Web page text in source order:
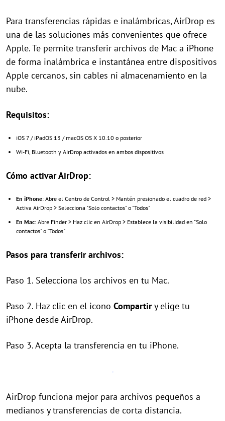
Para transferencias rápidas e inalámbricas, AirDrop es
una de las soluciones más convenientes que ofrece
Apple. Te permite transferir archivos de Mac a iPhone
de forma inalámbrica e instantánea entre dispositivos
Apple cercanos, sin cables ni almacenamiento en la
nube.
Requisitos:
iOS 7 / iPadOS 13 / macOS OS X 10.10 o posterior
Wi-Fi, Bluetooth y AirDrop activados en ambos dispositivos
Cómo activar AirDrop:
En iPhone: Abre el Centro de Control > Mantén presionado el cuadro de red >
Activa AirDrop > Selecciona "Solo contactos" o "Todos"
En Mac: Abre Finder > Haz clic en AirDrop > Establece la visibilidad en "Solo
contactos" o "Todos"
Pasos para transferir archivos:
Paso 1. Selecciona los archivos en tu Mac.
Paso 2. Haz clic en el icono Compartiry elige tu
iPhone desde AirDrop.
Paso 3. Acepta la transferencia en tu iPhone.
AirDrop funciona mejor para archivos pequeños a
medianos y transferencias de corta distancia.